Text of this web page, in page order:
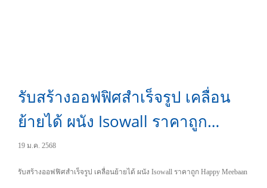
รับสร้างออฟฟิศสำเร็จรูป เคลื่อน
ย้ายได้ ผนัง Isowall ราคาถูก
Happy Meebaan
19 ม.ค. 2568
รับสร้างออฟฟิศสำเร็จรูป เคลื่อนย้ายได้ ผนัง Isowall ราคาถูก Happy Meebaan